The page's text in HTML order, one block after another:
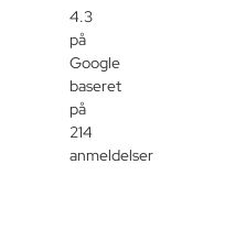
4.3
på
Google
baseret
på
214
anmeldelser